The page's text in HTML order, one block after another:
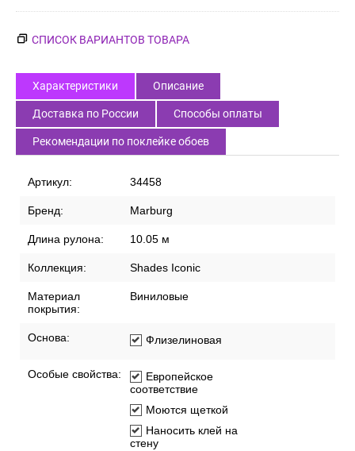
СПИСОК ВАРИАНТОВ ТОВАРА
Характеристики Описание
Доставка по России Способы оплаты
Рекомендации по поклейке обоев
Артикул: 34458
Бренд: Marburg
Длина рулона: 10.05 м
Коллекция: Shades Iconic
Материал
покрытия:
Виниловые
Основа: Флизелиновая
Особые свойства:
Европейское
соответствие
Моются щеткой
Наносить клей на
стену